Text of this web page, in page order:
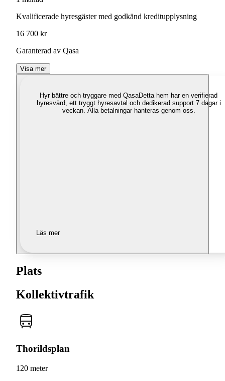
Kvalificerade hyresgäster med godkänd kreditupplysning
16 700 kr
Garanterad av Qasa
Visa mer
Hyr bättre och tryggare med QasaDetta hem har en verifierad
hyresvärd, ett tryggt hyresavtal och dedikerad support 7 dagar i
veckan. Alla betalningar hanteras genom oss.
Läs mer
Plats
Kollektivtrafik
Thorildsplan
120 meter